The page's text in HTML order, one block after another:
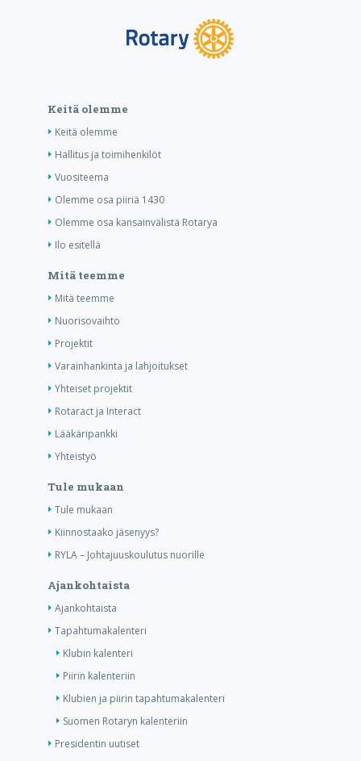
Keitä olemme
Keitä olemme
Hallitus ja toimihenkilöt
Vuositeema
Olemme osa piiriä 1430
Olemme osa kansainvälistä Rotarya
Ilo esitellä
Mitä teemme
Mitä teemme
Nuorisovaihto
Projektit
Varainhankinta ja lahjoitukset
Yhteiset projektit
Rotaract ja Interact
Lääkäripankki
Yhteistyö
Tule mukaan
Tule mukaan
Kiinnostaako jäsenyys?
RYLA – Johtajuuskoulutus nuorille
Ajankohtaista
Ajankohtaista
Tapahtumakalenteri
Klubin kalenteri
Piirin kalenteriin
Klubien ja piirin tapahtumakalenteri
Suomen Rotaryn kalenteriin
Presidentin uutiset